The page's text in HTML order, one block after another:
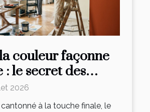
couleur façonne
: le secret des
décorateurs
2026
à la touche finale, le